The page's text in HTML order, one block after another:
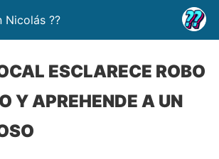
Nicolás ??
ESCLARECE ROBO
Y APREHENDE A UN